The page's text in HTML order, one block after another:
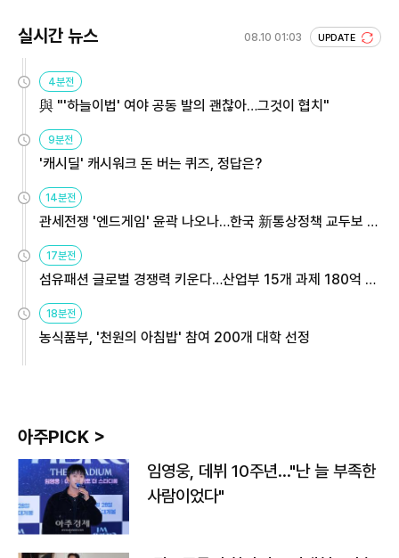
실시간 뉴스 08.10 01:03 UPDATE
4분전
與 "'하늘이법' 여야 공동 발의 괜찮아…그것이 협치"
9분전
'캐시딜' 캐시워크 돈 버는 퀴즈, 정답은?
14분전
관세전쟁 '엔드게임' 윤곽 나오나…한국 新통상정책 교두보 활
17분전
섬유패션 글로벌 경쟁력 키운다…산업부 15개 과제 180억 지
18분전
농식품부, '천원의 아침밥' 참여 200개 대학 선정
아주PICK >
임영웅, 데뷔 10주년…"난 늘 부족한
사람이었다"